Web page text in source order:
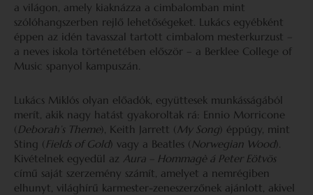
a világon, amely kiaknázza a cimbalomban mint
szólóhangszerben rejlő lehetőségeket. Lukács egyébként
éppen az idén tavasszal tartott cimbalom mesterkurzust –
a neves iskola történetében először – a Berklee College of
Music spanyol kampuszán.
Lukács Miklós olyan előadók, együttesek munkásságából
merít, akik nagy hatást gyakoroltak rá: Ennio Morricone
(Deborah’s Theme), Keith Jarrett (My Song) éppúgy, mint
Sting (Fields of Gold) vagy a Beatles (Norwegian Wood).
Kivételnek egyedül az Aura – Hommagè á Peter Eötvös
című saját szerzemény számít, amelyet a nemrégiben
elhunyt, világhírű karmester-zeneszerzőnek ajánlott, akivel